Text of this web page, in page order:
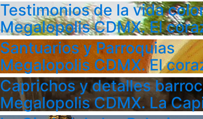
Testimonios de la vida
Megalopolis CDMX. El
Santuarios y Parroquias
Megalopolis CDMX. El
Caprichos y detalles
Megalopolis CDMX. La